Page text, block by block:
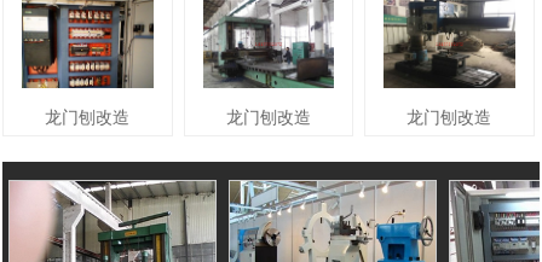
龙门刨改造 龙门刨改造 龙门刨改造